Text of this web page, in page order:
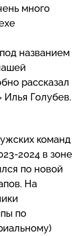
много
названием
рассказал
Илья Голубев.
команд
2024 в зоне
по новой
На
по